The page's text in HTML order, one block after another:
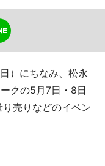
）にちなみ、松永
クの5月7日・8日
売りなどのイベン